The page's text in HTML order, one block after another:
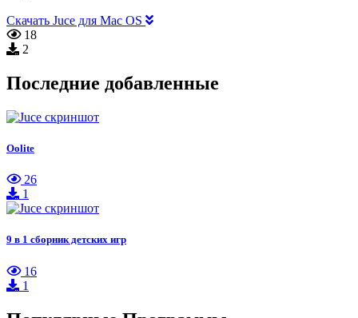
Скачать Juce для Mac OS
18
2
Последние добавленные
Oolite
26
1
9 в 1 сборник детских игр
16
1